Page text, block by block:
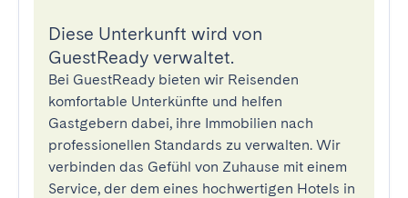
Diese Unterkunft wird von
GuestReady verwaltet.
Bei GuestReady bieten wir Reisenden
komfortable Unterkünfte und helfen
Gastgebern dabei, ihre Immobilien nach
professionellen Standards zu verwalten. Wir
verbinden das Gefühl von Zuhause mit einem
Service, der dem eines hochwertigen Hotels in